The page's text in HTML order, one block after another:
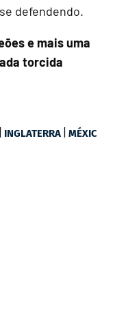
defendendo.
e mais uma
torcida
| INGLATERRA |MÉXIC